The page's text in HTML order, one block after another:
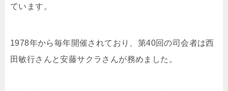
ています。
1978年から毎年開催されており、第40回の司会者は西
田敏行さんと安藤サクラさんが務めました。